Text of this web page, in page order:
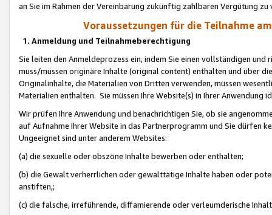
an Sie im Rahmen der Vereinbarung zukünftig zahlbaren Vergütung zu
Voraussetzungen für die Teilnahme
1. Anmeldung und Teilnahmeberechtigung
Sie leiten den Anmeldeprozess ein, indem Sie einen vollständigen
muss/müssen originäre Inhalte (original content) enthalten und über
Originalinhalte, die Materialien von Dritten verwenden, müssen
Materialien enthalten. Sie müssen Ihre Website(s) in Ihrer Anwendung
Wir prüfen Ihre Anwendung und benachrichtigen Sie, ob sie
auf Aufnahme Ihrer Website in das Partnerprogramm und Sie dürfen
Ungeeignet sind unter anderem Websites:
(a) die sexuelle oder obszöne Inhalte bewerben oder enthalten;
(b) die Gewalt verherrlichen oder gewalttätige Inhalte haben oder
anstiften,;
(c) die falsche, irreführende, diffamierende oder verleumderische